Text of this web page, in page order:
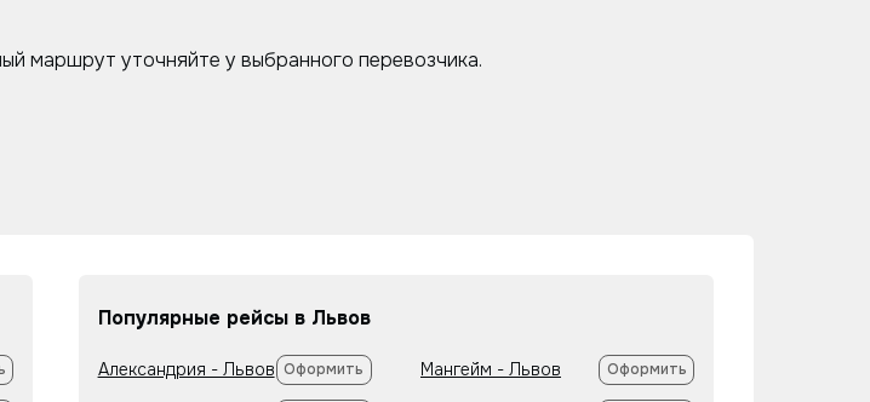
маршрут уточняйте у выбранного перевозчика.
Популярные рейсы в Львов
Александрия - Львов Оформить Мангейм - Львов Оформить